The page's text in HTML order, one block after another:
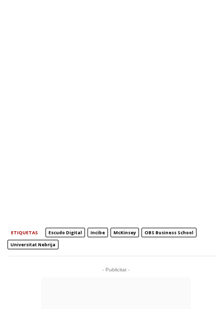
ETIQUETAS Escudo Digital Incibe McKinsey
OBS Business School
Universitat Nebrija
- Publicitat -